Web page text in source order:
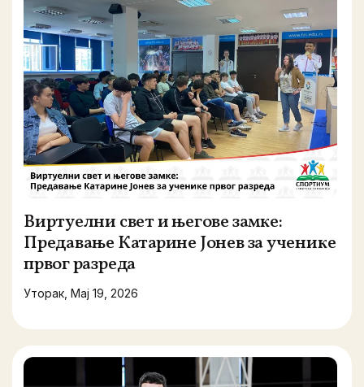
Виртуелни свет и његове замке:
Предавање Катарине Јонев за ученике
првог разреда
Уторак, Мај 19, 2026